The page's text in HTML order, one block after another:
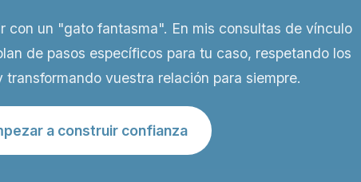
con un "gato fantasma". En mis consultas de vínculo
de pasos específicos para tu caso, respetando los
vuestra relación para siempre.
a construir confianza